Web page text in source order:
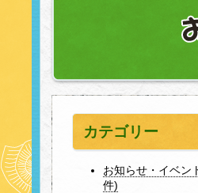
カテゴリー
お知らせ・イベン
件)